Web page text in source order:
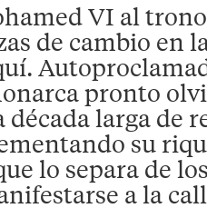
VI al
de cambio en
pronto
década larga de
su
lo separa de
a la